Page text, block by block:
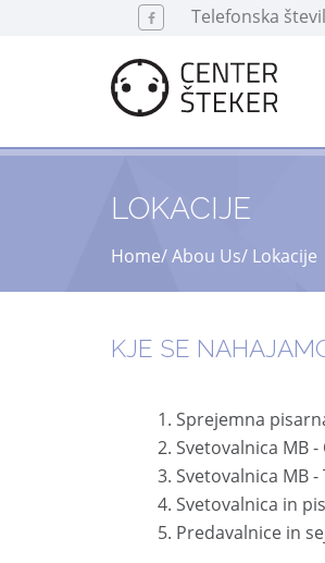
Telefonska
LOKACIJE
Home Abou Us Lokacije
KJE SE
Sprejemna
Svetovalnica MB-
Svetovalnica MB-
Svetovalnica in
Predavalnice in